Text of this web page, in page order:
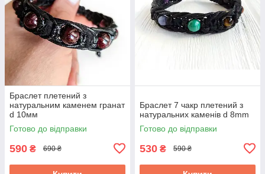
Браслет плетений з
натуральним каменем гранат
d 10мм
Готово до відправки
590 ₴ 690 ₴
Браслет 7 чакр плетений з
натуральних каменів d 8mm
Готово до відправки
530 ₴ 590 ₴